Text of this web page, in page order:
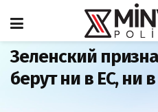
Главная
Зеленский
берут ни в ЕС, ни